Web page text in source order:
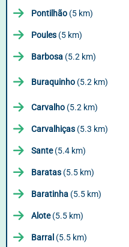
Pontilhão (5 km)
Poules (5 km)
Barbosa (5.2 km)
Buraquinho (5.2 km)
Carvalho (5.2 km)
Carvalhiças (5.3 km)
Sante(5.4 km)
Baratas (5.5 km)
Baratinha (5.5 km)
Alote(5.5 km)
Barral (5.5 km)